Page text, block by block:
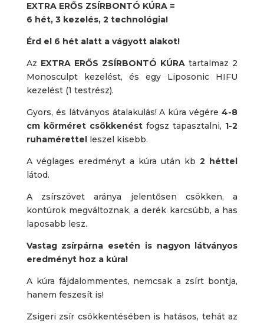
EXTRA ERŐS ZSÍRBONTÓ KÚRA =
6 hét, 3 kezelés, 2 technológia!
Érd el 6 hét alatt a vágyott alakot!
Az EXTRA ERŐS ZSÍRBONTÓ KÚRA tartalmaz 2
Monosculpt kezelést, és egy Liposonic HIFU
kezelést (1 testrész).
Gyors, és látványos átalakulás! A kúra végére4-8
cm körméret csökkenéstfogsz tapasztalni, 1-2
ruhamérettel
leszel kisebb.
A véglages eredményt a kúra után kb2 héttel
látod.
A zsírszövet aránya jelentősen csökken, a
kontúrok megváltoznak, a derék karcsúbb, a has
laposabb lesz.
Vastag zsírpárna esetén is nagyon látványos
eredményt hoz a kúra!
A kúra fájdalommentes, nemcsak a zsírt bontja,
hanem feszesít is!
Zsigeri zsír csökkentésében is hatásos, tehát az